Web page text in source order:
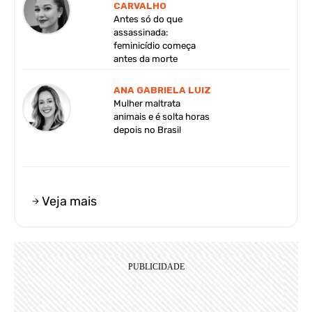
CARVALHO
Antes só do que
assassinada:
feminicídio começa
antes da morte
ANA GABRIELA LUIZ
Mulher maltrata
animais e é solta horas
depois no Brasil
Veja mais